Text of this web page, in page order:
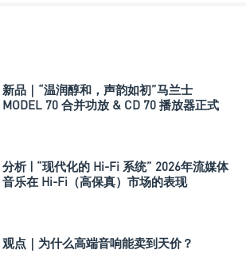
新品｜“温润醇和，声韵如初”马兰士
MODEL 70 合并功放 & CD 70 播放器正式
分析 | “现代化的 Hi-Fi 系统” 2026年流媒体
音乐在 Hi-Fi（高保真）市场的表现
观点｜为什么高端音响能卖到天价？